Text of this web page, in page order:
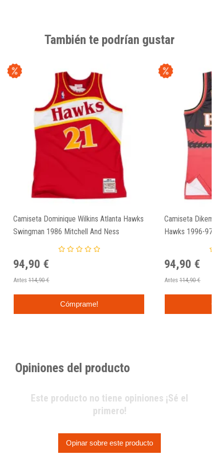
También te podrían gustar
Camiseta Dominique Wilkins Atlanta Hawks
Swingman 1986 Mitchell And Ness
94,90 €
Antes 114,90 €
Cómprame!
Camiseta
Hawks 1996-97
94,90 €
Antes 114,90 €
Opiniones del producto
Este producto no tiene opiniones ¡Sé el
primero!
Opinar sobre este producto